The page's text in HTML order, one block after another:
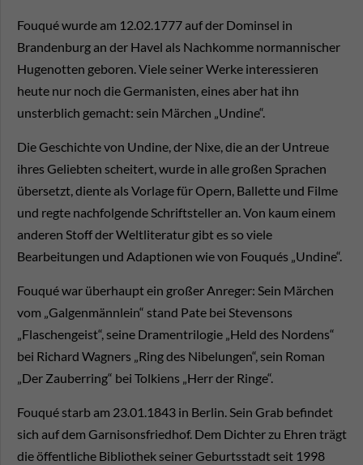
Fouqué wurde am 12.02.1777 auf der Dominsel in
Brandenburg an der Havel als Nachkomme normannischer
Hugenotten geboren. Viele seiner Werke interessieren
heute nur noch die Germanisten, eines aber hat ihn
unsterblich gemacht: sein Märchen „Undine“.
Die Geschichte von Undine, der Nixe, die an der Untreue
ihres Geliebten scheitert, wurde in alle großen Sprachen
übersetzt, diente als Vorlage für Opern, Ballette und Filme
und regte nachfolgende Schriftsteller an. Von kaum einem
anderen Stoff der Weltliteratur gibt es so viele
Bearbeitungen und Adaptionen wie von Fouqués „Undine“.
Fouqué war überhaupt ein großer Anreger: Sein Märchen
vom „Galgenmännlein“ stand Pate bei Stevensons
„Flaschengeist“, seine Dramentrilogie „Held des Nordens“
bei Richard Wagners „Ring des Nibelungen“, sein Roman
„Der Zauberring“ bei Tolkiens „Herr der Ringe“.
Fouqué starb am 23.01.1843 in Berlin. Sein Grab befindet
sich auf dem Garnisonsfriedhof. Dem Dichter zu Ehren trägt
die öffentliche Bibliothek seiner Geburtsstadt seit 1998